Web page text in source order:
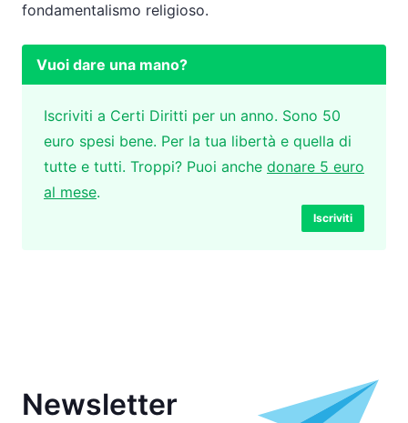
fondamentalismo religioso.
Vuoi dare una mano?
Iscriviti a Certi Diritti per un anno. Sono 50
euro spesi bene. Per la tua libertà e quella di
tutte e tutti. Troppi? Puoi anche donare 5 euro
al mese.
Iscriviti
Newsletter